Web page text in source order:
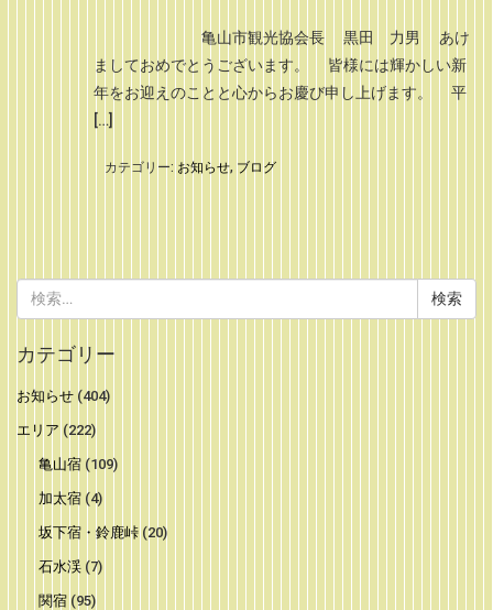
亀山市観光協会長 黒田 力男 あけ
ましておめでとうございます。 皆様には輝かしい新
年をお迎えのことと心からお慶び申し上げます。 平
[…]
カテゴリー: お知らせ, ブログ
索:
カテゴリー
お知らせ (404)
エリア (222)
亀山宿(109)
加太宿(4)
坂下宿・鈴鹿峠(20)
石水渓(7)
関宿(95)